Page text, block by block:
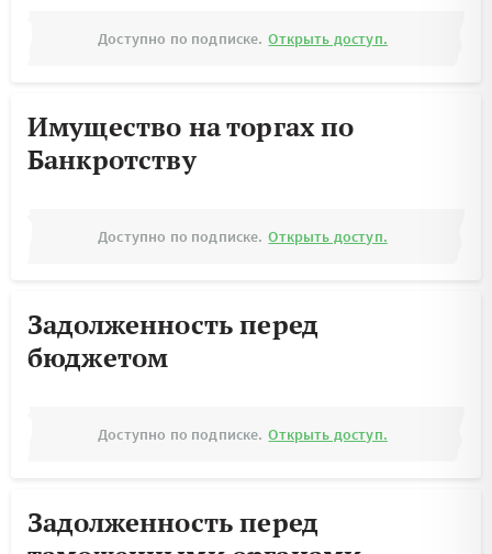
Доступно по подписке. Открыть доступ.
Имущество на торгах по
Банкротству
Доступно по подписке. Открыть доступ.
Задолженность перед
бюджетом
Доступно по подписке. Открыть доступ.
Задолженность перед